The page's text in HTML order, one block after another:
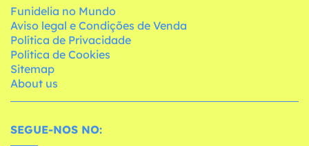
Funidelia no Mundo
Aviso legal e Condições de Venda
Política de Privacidade
Política de Cookies
Sitemap
About us
SEGUE-NOS NO: